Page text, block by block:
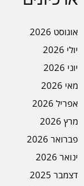
אוגוסט 2026
יולי 2026
יוני 2026
מאי 2026
אפריל 2026
מרץ 2026
פברואר 2026
ינואר 2026
דצמבר 2025